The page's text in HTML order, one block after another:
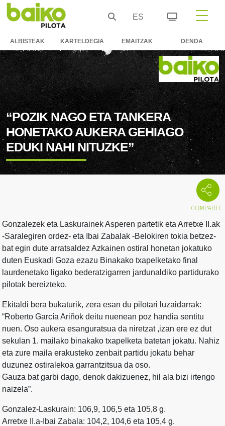
ES
ALBISTEAK KARTELDEGIA EMAITZAK DENDA
“POZIK NAGO ETA TANKERA
HONETAKO AUKERA GEHIAGO
EDUKI NAHI NITUZKE”
Gonzalezek eta Laskurainek Asperen partetik eta Arretxe II.ak
-Saralegiren ordez- eta Ibai Zabalak -Belokiren tokia betzez-
bat egin dute arratsaldez Azkainen ostiral honetan jokatuko
duten Euskadi Goza ezazu Binakako txapelketako final
laurdenetako ligako bederatzigarren jardunaldiko partidurako
pilotak bereizteko.
Ekitaldi bera bukaturik, zera esan du pilotari luzaidarrak:
“Roberto García Ariñok deitu nuenean poz handia sentitu
nuen. Oso aukera esanguratsua da niretzat ,izan ere ez dut
sekulan 1. mailako binakako txapelketa batetan jokatu. Nahiz
eta zure maila erakusteko zenbait partidu jokatu behar
duzunez ostiralekoa garrantzitsua da oso.
Gauza bat garbi dago, denok dakizuenez, hil ala bizi irtengo
naizela”.
Gonzalez-Laskurain: 106,9, 106,5 eta 105,8 g.
Arretxe II.a-Ibai Zabala: 104,2, 104,6 eta 105,4 g.